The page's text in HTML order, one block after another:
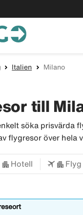
Italien Milano
till
söka prisvärda
flygresor över hela
Hotell Flyg